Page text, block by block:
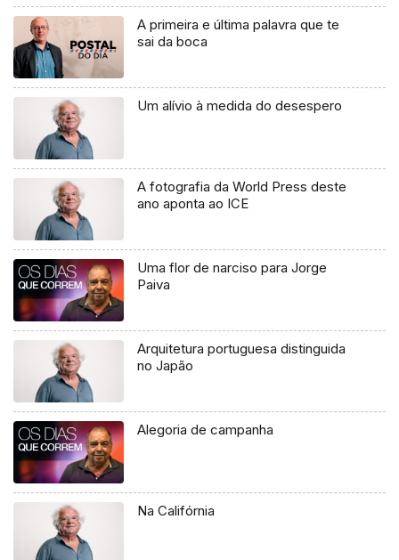
A primeira e última palavra que te
sai da boca
Um alívio à medida do desespero
A fotografia da World Press deste
ano aponta ao ICE
Uma flor de narciso para Jorge
Paiva
Arquitetura portuguesa distinguida
no Japão
Alegoria de campanha
Na Califórnia